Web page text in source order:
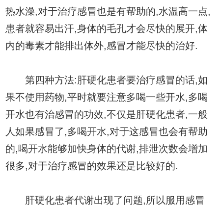
热水澡,对于治疗感冒也是有帮助的,水温高一点,
患者就容易出汗,身体的毛孔才会尽快的展开,体
内的毒素才能排出体外,感冒才能尽快的治好.
第四种方法:肝硬化患者要治疗感冒的话,如
果不使用药物,平时就要注意多喝一些开水,多喝
开水也有治感冒的功效,不仅是肝硬化患者,一般
人如果感冒了,多喝开水,对于这感冒也会有帮助
的,喝开水能够加快身体的代谢,排泄次数会增加
很多,对于治疗感冒的效果还是比较好的.
肝硬化患者代谢出现了问题,所以服用感冒